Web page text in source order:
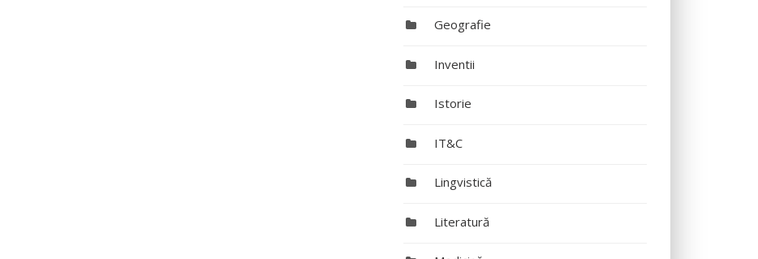
Geografie
Inventii
Istorie
IT&C
Lingvistică
Literatură